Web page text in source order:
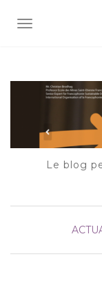
AFFICHER/
Le blog